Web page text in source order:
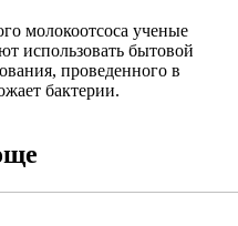
молокоотсоса ученые
использовать бытовой
проведенного в
бактерии.